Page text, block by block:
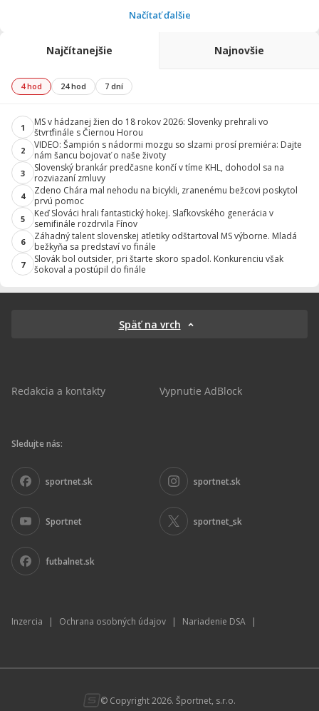
Načítať ďalšie
Najčítanejšie Najnovšie
4 hod 24 hod 7 dní
1
MS v hádzanej žien do 18 rokov 2026: Slovenky prehrali vo
štvrťfinále s Čiernou Horou
2
VIDEO: Šampión s nádormi mozgu so slzami prosí premiéra: Dajte
nám šancu bojovať o naše životy
3
Slovenský brankár predčasne končí v tíme KHL, dohodol sa na
rozviazaní zmluvy
4
Zdeno Chára mal nehodu na bicykli, zranenému bežcovi poskytol
prvú pomoc
5
Keď Slováci hrali fantastický hokej. Slafkovského generácia v
semifinále rozdrvila Fínov
6
Záhadný talent slovenskej atletiky odštartoval MS výborne. Mladá
bežkyňa sa predstaví vo finále
7
Slovák bol outsider, pri štarte skoro spadol. Konkurenciu však
šokoval a postúpil do finále
Späť na vrch
Redakcia a kontakty Vypnutie AdBlock
Sledujte nás:
sportnet.sk sportnet.sk
Sportnet sportnet_sk
futbalnet.sk
Inzercia | Ochrana osobných údajov | Nariadenie DSA |
© Copyright 2026. Športnet, s.r.o.